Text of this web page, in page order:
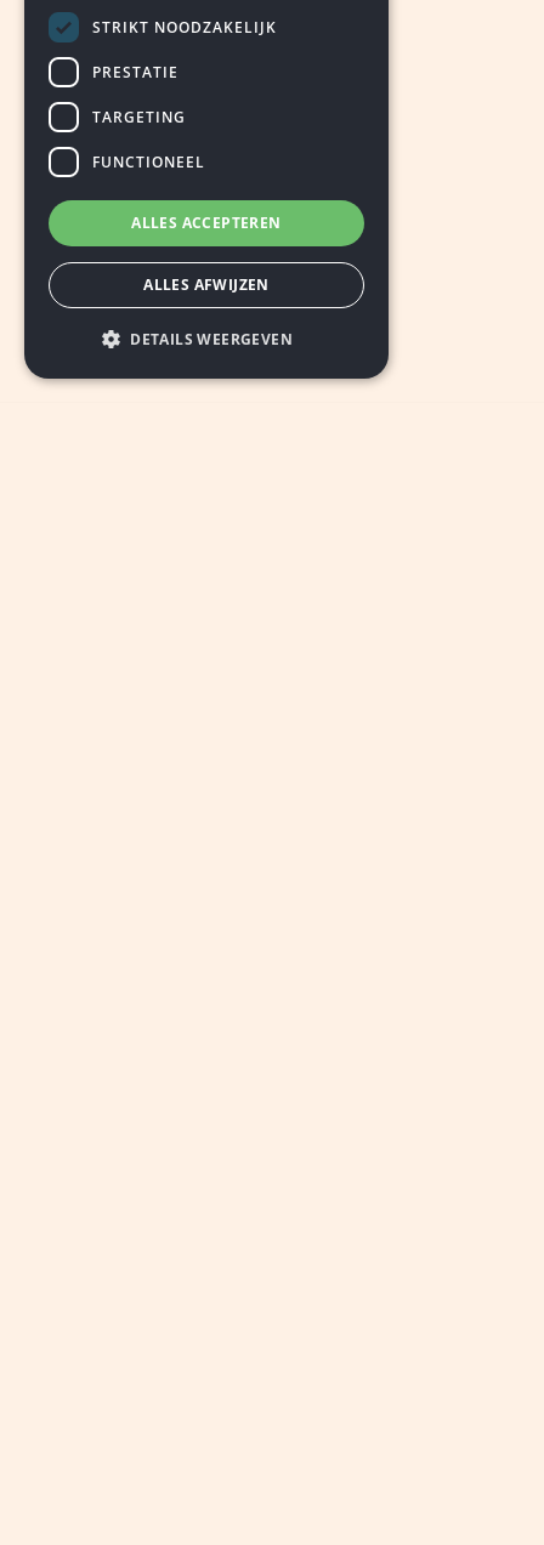
STRIKT NOODZAKELIJK
PRESTATIE
TARGETING
FUNCTIONEEL
ALLES ACCEPTEREN
ALLES AFWIJZEN
DETAILS WEERGEVEN